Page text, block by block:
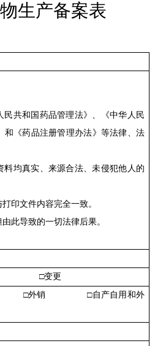
生产备案表
共和国药品管理法》、《中华人民
和《药品注册管理办法》等法律、法
均真实、来源合法、未侵犯他人的
印文件内容完全一致。
此导致的一切法律后果。
□变更
□外销 □自产自用和外